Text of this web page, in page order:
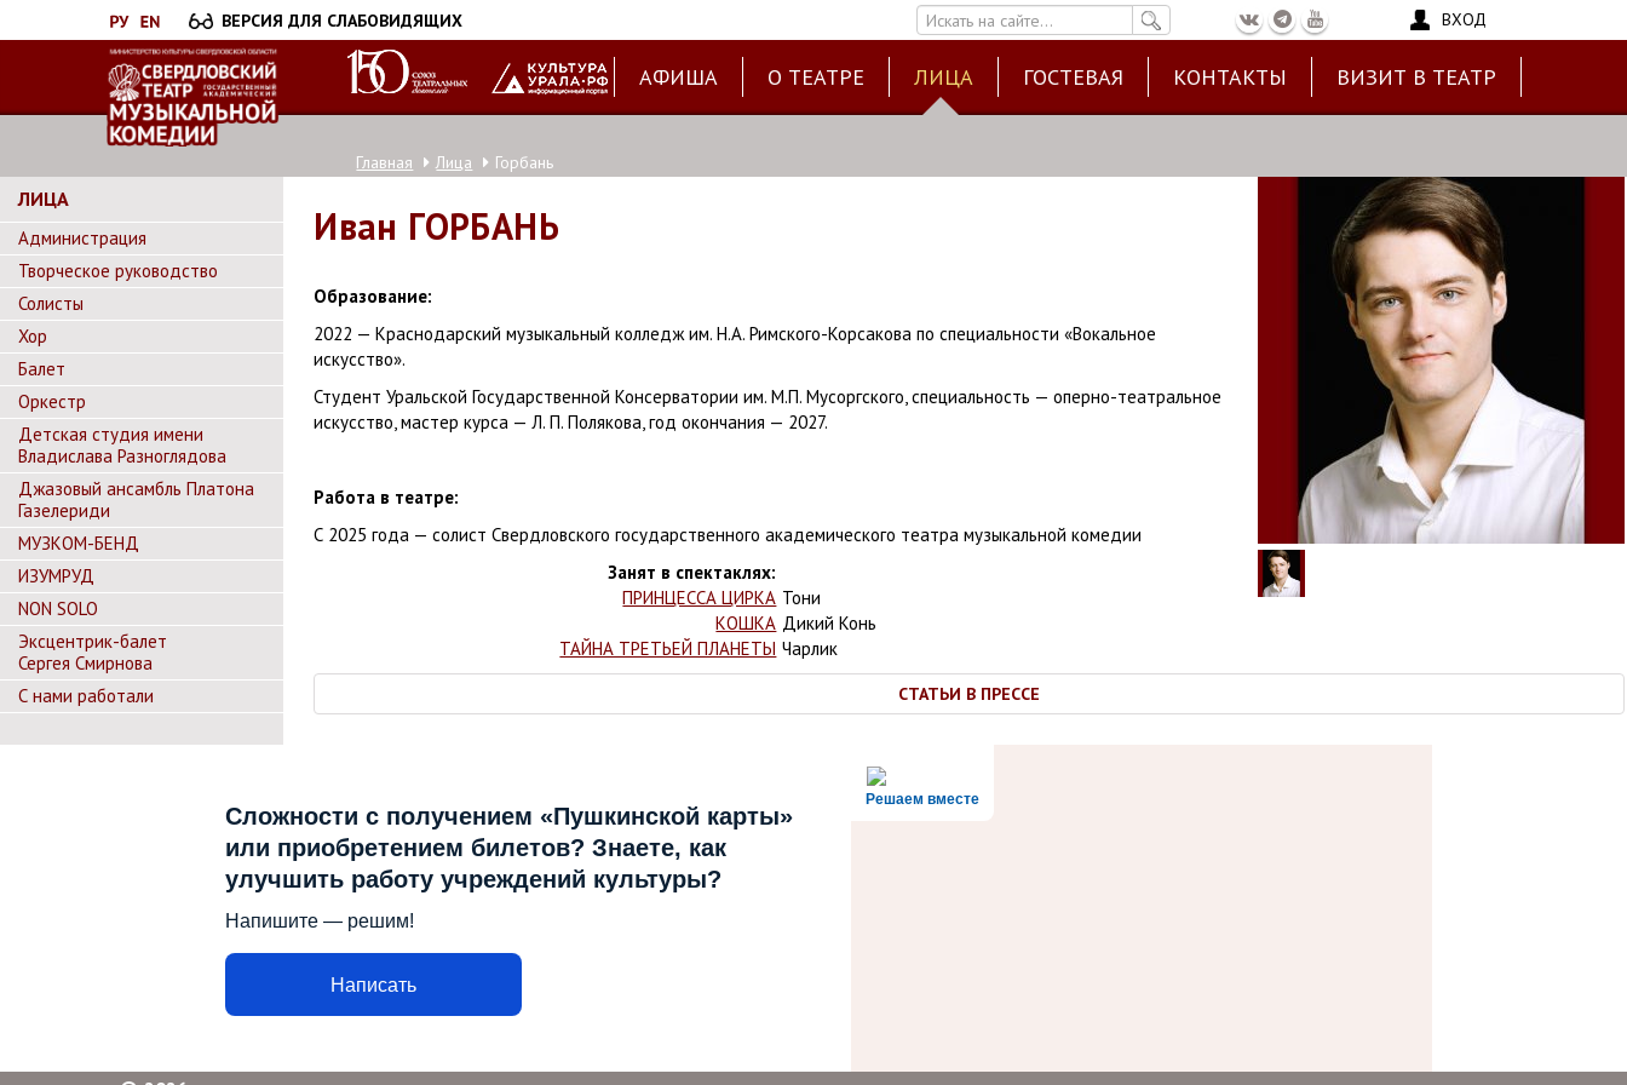
к
ВЕРСИЯ ДЛЯ СЛАБОВИДЯЩИХ
ВХОД
АФИША О ТЕАТРЕ ЛИЦА ГОСТЕВАЯ КОНТАКТЫ ВИЗИТ В ТЕАТР
Главная Лица Горбань
ЛИЦА
Администрация
Творческое руководство
Солисты
Хор
Балет
Оркестр
Детская студия имени
Владислава Разноглядова
Джазовый ансамбль Платона
Газелериди
МУЗКОМ-БЕНД
ИЗУМРУД
NON SOLO
Эксцентрик-балет
Сергея Смирнова
С нами работали
Иван ГОРБАНЬ
Образование:
2022 — Краснодарский музыкальный колледж им. Н.А. Римского-Корсакова по специальности «Вокальное
искусство».
Студент Уральской Государственной Консерватории им. М.П. Мусоргского, специальность — оперно-театральное
искусство, мастер курса — Л. П. Полякова, год окончания — 2027.
Работа в театре:
С 2025 года — солист Свердловского государственного академического театра музыкальной комедии
Занят в спектаклях:
ПРИНЦЕССА ЦИРКА Тони
КОШКА Дикий Конь
ТАЙНА ТРЕТЬЕЙ ПЛАНЕТЫ Чарлик
СТАТЬИ В ПРЕССЕ
Решаем вместе
Сложности с получением «Пушкинской карты»
или приобретением билетов? Знаете, как
улучшить работу учреждений культуры?
Напишите — решим!
Написать